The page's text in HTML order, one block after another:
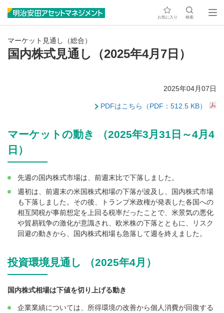
お気に入り 検索
マーケット見通し（総合）
国内株式見通し（2025年4月7日）
2025年04月07日
PDFはこちら（PDF：512.5 KB）
マーケットの動き （2025年3月31日～4月4
日）
先週の国内株式市場は、前週末比で下落しました。
週初は、前週末の米国株式相場の下落が波及し、国内株式市場
も下落しました。その後、トランプ米政権が発表した各国への
相互関税が事前想定を上回る税率だったことで、米景気の悪化
や貿易戦争の激化が意識され、欧米株の下落とともに、リスク
回避の動きから、国内株式相場も急落して週を終えました。
投資環境見通し （2025年4月）
国内株式相場は下値を切り上げる動き
企業業績については、所得環境の改善から個人消費が回復する